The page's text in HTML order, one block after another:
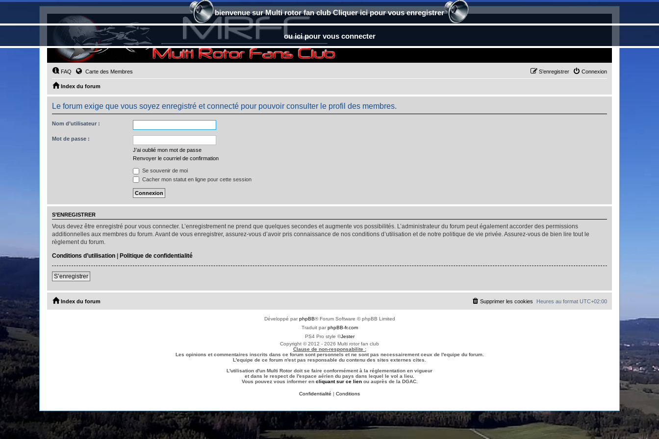
bienvenue sur Multi rotor fan club Cliquer ici pour vous enregistrer
ou ici pour vous connecter
FAQ Carte des Membres Connexion
S’enregistrer
Index du forum
Le forum exige que vous soyez enregistré et connecté pour pouvoir consulter le profil des membres.
Nom d’utilisateur :
Mot de passe :
J’ai oublié mon mot de passe
Renvoyer le courriel de confirmation
Se souvenir de moi
Cacher mon statut en ligne pour cette session
S’ENREGISTRER
Vous devez être enregistré pour vous connecter. L’enregistrement ne prend que quelques secondes et augmente vos possibilités. L’administrateur du forum peut également accorder des permissions
additionnelles aux membres du forum. Avant de vous enregistrer, assurez-vous d’avoir pris connaissance de nos conditions d’utilisation et de notre politique de vie privée. Assurez-vous de bien lire tout le
règlement du forum.
Conditions d’utilisation | Politique de confidentialité
S’enregistrer
Index du forum Heures au format UTC+02:00
Supprimer les cookies
Développé parphpBB® Forum Software © phpBB Limited
Traduit parphpBB-fr.com
PS4 Pro style ©Jester
Copyright © 2012 - 2026 Multi rotor fan club
Clause de non-responsabilite :
Les opinions et commentaires inscrits dans ce forum sont personnels et ne sont pas necessairement ceux de l'equipe du forum.
L'equipe de ce forum n'est pas responsable du contenu des sites externes cites.
L'utilisation d'un Multi Rotor doit se faire conformément à la réglementation en vigueur
et dans le respect de l'espace aérien du pays dans lequel le vol a lieu.
Vous pouvez vous informer en cliquant sur ce lienou auprès de la DGAC.
Confidentialité | Conditions